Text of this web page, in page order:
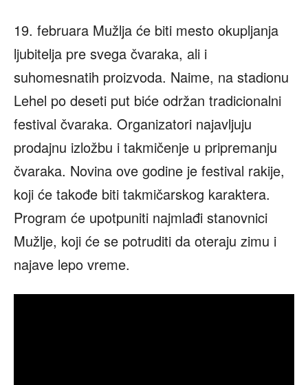
19. februara Mužlja će biti mesto okupljanja
ljubitelja pre svega čvaraka, ali i
suhomesnatih proizvoda. Naime, na stadionu
Lehel po deseti put biće održan tradicionalni
festival čvaraka. Organizatori najavljuju
prodajnu izložbu i takmičenje u pripremanju
čvaraka. Novina ove godine je festival rakije,
koji će takođe biti takmičarskog karaktera.
Program će upotpuniti najmlađi stanovnici
Mužlje, koji će se potruditi da oteraju zimu i
najave lepo vreme.